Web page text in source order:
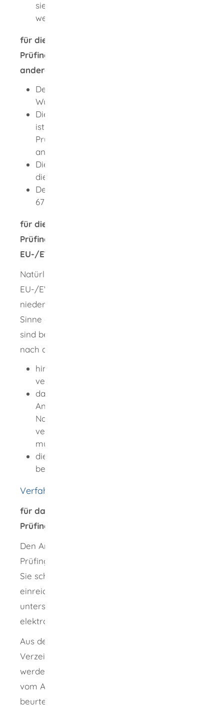
sie unparteiisch und gewissenhaft erfüllen
werden.
für die Prüfung der Befugnis für
Prüfingenieurinnen oder Prüfingenieure aus
anderen Bundesländern:
Der Geschäftssitz soll nach Baden-
Württemberg verlegt werden.
Die Antragstellerin oder der Antragsteller
ist in einem anderen Bundesland als
Prüfingenieurin oder Prüfingenieur
anerkannt.
Die Anerkennungsvoraussetzungen in
diesem Bundesland sind gleichwertig.
Der Antragsteller ist höchstens
67 Jahre alt.
für die Prüfung der Befugnis für
Prüfingenieurinnen oder Prüfingenieure aus
EU-/EWR-Staaten oder der Schweiz:
Natürliche Personen, die in einem anderen
EU-/EWR-Staat oder der Schweiz
niedergelassen sind und dort Aufgaben im
Sinne der Bauprüfverordnung wahrnehmen,
sind berechtigt, als Prüfingenieure Aufgaben
nach der BauPrüfVO auszuführen, wenn sie
hinsichtlich des Tätigkeitsbereichs eine
vergleichbare Berechtigung besitzen,
dafür hinsichtlich der
Anerkennungsvoraussetzungen und des
Nachweises von Kenntnissen
vergleichbare Anforderungen erfüllen
mussten und
die deutsche Sprache in Wort und Schrift
beherrschen.
Verfahrensablauf
für das Anerkennungsverfahren als
Prüfingenieurinnen oder Prüfingenieur:
Den Antrag auf Anerkennung als
Prüfingenieurin oder Prüfingenieur müssen
Sie schriftlich bei der zuständigen Stelle
einreichen. Er muss handschriftlich
unterschrieben oder mit einer qualifizierten
elektronischen Signatur versehen sein.
Aus dem mit dem Antrag vorgelegten
Verzeichnis über begleitete Bauvorhaben
werden geeignete Vorhaben ausgewählt und
vom Anerkennungsausschuss fachlich
beurteilt.